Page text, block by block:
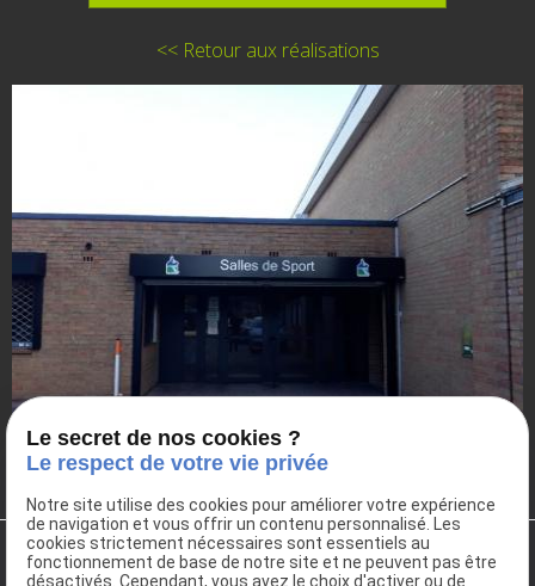
<< Retour aux réalisations
Le secret de nos cookies ?
Le respect de votre vie privée
Notre site utilise des cookies pour améliorer votre expérience
de navigation et vous offrir un contenu personnalisé. Les
cookies strictement nécessaires sont essentiels au
fonctionnement de base de notre site et ne peuvent pas être
désactivés. Cependant, vous avez le choix d'activer ou de